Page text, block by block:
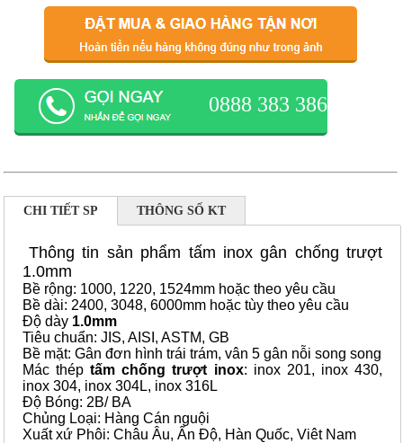
0888 383 386
CHI TIẾT SP THÔNG SỐ KT
Thông tin sản phẩm tấm inox gân chống trượt
1.0mm
Bề rộng: 1000, 1220, 1524mm hoặc theo yêu cầu
Bề dài: 2400, 3048, 6000mm hoặc tùy theo yêu cầu
Độ dày 1.0mm
Tiêu chuẩn: JIS, AISI, ASTM, GB
Bề mặt: Gân đơn hình trái trám, vân 5 gân nỗi song song
Mác théptấm chống trượt inox: inox 201, inox 430,
inox 304, inox 304L, inox 316L
Độ Bóng: 2B/ BA
Chủng Loại: Hàng Cán nguội
Xuất xứ Phôi: Châu Âu, Ấn Độ, Hàn Quốc, Viêt Nam